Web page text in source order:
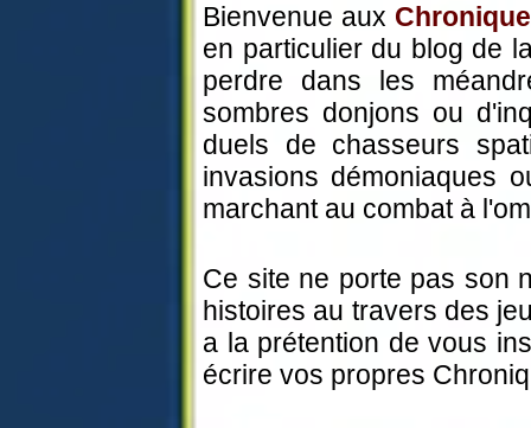
Bienvenue aux
en particulier du blog de
perdre dans les
sombres donjons ou
duels de chasseurs
invasions démoniaques
marchant au combat à
Ce site ne porte pas son
histoires au travers des
a la prétention de vous
écrire vos propres